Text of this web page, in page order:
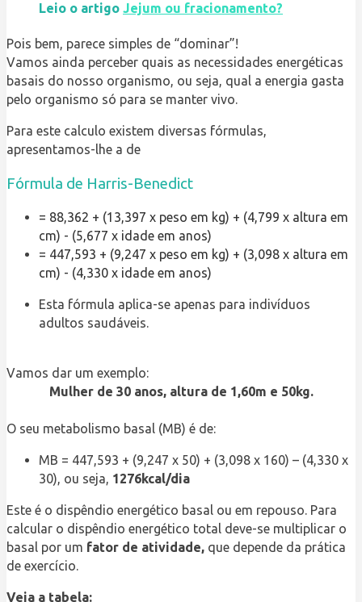
Leio o artigo Jejum ou fracionamento?
Pois bem, parece simples de “dominar”!
Vamos ainda perceber quais as necessidades energéticas
basais do nosso organismo, ou seja, qual a energia gasta
pelo organismo só para se manter vivo.
Para este calculo existem diversas fórmulas,
apresentamos-lhe a de
Fórmula de Harris-Benedict
= 88,362 + (13,397 x peso em kg) + (4,799 x altura em
cm) - (5,677 x idade em anos)
= 447,593 + (9,247 x peso em kg) + (3,098 x altura em
cm) - (4,330 x idade em anos)
Esta fórmula aplica-se apenas para indivíduos
adultos saudáveis.
Vamos dar um exemplo:
Mulher de 30 anos, altura de 1,60m e 50kg.
O seu metabolismo basal (MB) é de:
MB = 447,593 + (9,247 x 50) + (3,098 x 160) – (4,330 x
30), ou seja, 1276kcal/dia
Este é o dispêndio energético basal ou em repouso. Para
calcular o dispêndio energético total deve-se multiplicar o
basal por um fator de atividade, que depende da prática
de exercício.
Veja a tabela: